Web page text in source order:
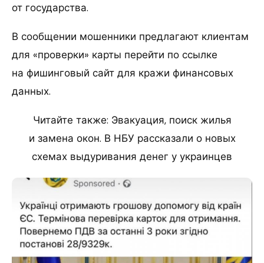
от государства.
В сообщении мошенники предлагают клиентам
для «проверки» карты перейти по ссылке
на фишинговый сайт для кражи финансовых
данных.
Читайте также: Эвакуация, поиск жилья
и замена окон. В НБУ рассказали о новых
схемах выдуривания денег у украинцев